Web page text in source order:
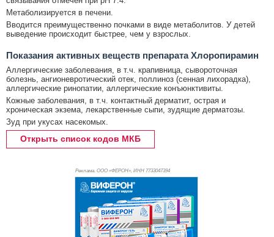
Метаболизируется в печени.
Вводится преимущественно почками в виде метаболитов. У детей
выведение происходит быстрее, чем у взрослых.
Показания активных веществ препарата Хлоропирамин
Аллергические заболевания, в т.ч. крапивница, сывороточная
болезнь, ангионевротический отек, поллиноз (сенная лихорадка),
аллергические ринопатии, аллергические конъюнктивиты.
Кожные заболевания, в т.ч. контактный дерматит, острая и
хроническая экзема, лекарственные сыпи, зудящие дерматозы.
Зуд при укусах насекомых.
Открыть список кодов МКБ
Реклама. ООО «ФЕРОН», ИНН 7733047394